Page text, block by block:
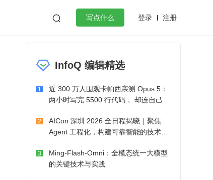
 写点什么 登录 注册
微服务架构 flutter
InfoQ 编辑精选
1
近 300 万人围观卡帕西亲测 Opus 5：
两小时写完 5500 行代码， 却连自己写
2
AICon 深圳 2026 全日程揭晓｜聚焦
Agent 工程化，构建可靠智能的技术路
3
Ming-Flash-Omni：全模态统一大模型
的关键技术与实践